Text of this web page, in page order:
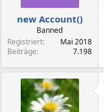
new Account()
Banned
Registriert
Mai 2018
Beiträge
7.198